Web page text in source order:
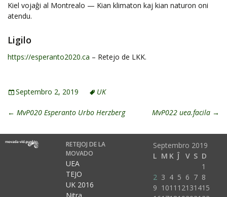
Kiel vojaĝi al Montrealo — Kian klimaton kaj kian naturon oni
atendu.
Ligilo
https://esperanto2020.ca – Retejo de LKK.
Septembro 2, 2019 UK
← MvP020 Esperanto Urbo Herzberg MvP022 uea.facila →
RETEJOJ DE LA
MOVADO
UEA
TEJO
UK 2016
Septembro 2019
L M K Ĵ V S D
1
2 3 4 5 6 7 8
9 1011 12131415